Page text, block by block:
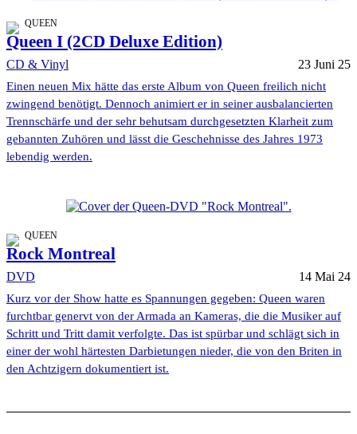
QUEEN
Queen I (2CD Deluxe Edition)
CD & Vinyl 23 Juni 25
Einen neuen Mix hätte das erste Album von Queen freilich nicht
zwingend benötigt. Dennoch animiert er in seiner ausbalancierten
Trennschärfe und der sehr behutsam durchgesetzten Klarheit zum
gebannten Zuhören und lässt die Geschehnisse des Jahres 1973
lebendig werden.
QUEEN
Rock Montreal
DVD 14 Mai 24
Kurz vor der Show hatte es Spannungen gegeben: Queen waren
furchtbar genervt von der Armada an Kameras, die die Musiker auf
Schritt und Tritt damit verfolgte. Das ist spürbar und schlägt sich in
einer der wohl härtesten Darbietungen nieder, die von den Briten in
den Achtzigern dokumentiert ist.